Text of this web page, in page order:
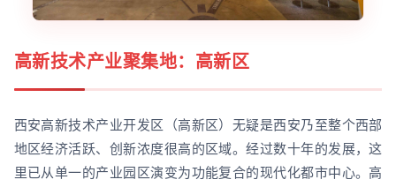
高新技术产业聚集地：高新区
西安高新技术产业开发区（高新区）无疑是西安乃至整个西部
地区经济活跃、创新浓度很高的区域。经过数十年的发展，这
里已从单一的产业园区演变为功能复合的现代化都市中心。高